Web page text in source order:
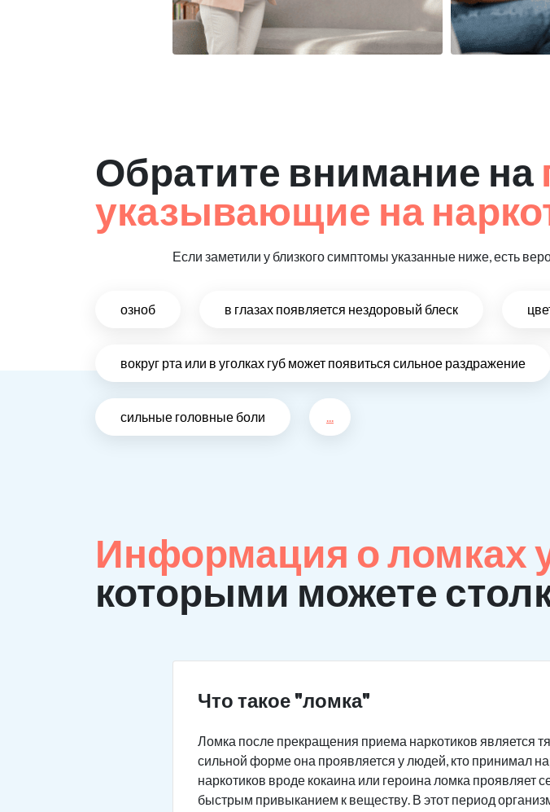
Обратите внимание на
указывающие на
Если заметили у близкого симптомы указанные ниже, есть
озноб в глазах появляется нездоровый блеск
вокруг рта или в уголках губ может появиться сильное раздражение
сильные головные боли ...
Информация о ломках
которыми можете
Что такое "ломка"
Ломка после прекращения приема наркотиков является
сильной форме она проявляется у людей, кто принимал
наркотиков вроде кокаина или героина ломка проявляет
быстрым привыканием к веществу. В этот период